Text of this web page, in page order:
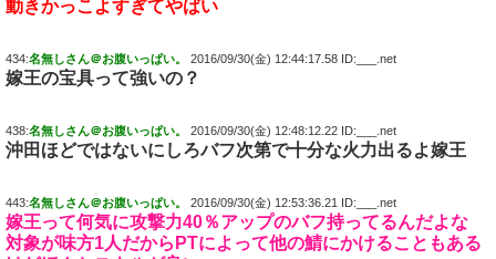
動きかっこよすぎてやばい
434:名無しさん＠お腹いっぱい。 2016/09/30(金) 12:44:17.58 ID:___.net
嫁王の宝具って強いの？
438:名無しさん＠お腹いっぱい。 2016/09/30(金) 12:48:12.22 ID:___.net
沖田ほどではないにしろバフ次第で十分な火力出るよ嫁王
443:名無しさん＠お腹いっぱい。 2016/09/30(金) 12:53:36.21 ID:___.net
嫁王って何気に攻撃力40％アップのバフ持ってるんだよな
対象が味方1人だからPTによって他の鯖にかけることもある